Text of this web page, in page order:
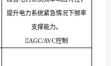
提升电力系统紧急情况下频率
支撑能力。
AGC/AVC控制